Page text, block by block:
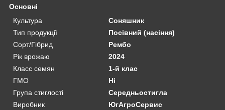
Основні
Культура
Соняшник
Тип продукції
Посівний (насіння)
Сорт/Гібрид
Рембо
Рік врожаю
2024
Класс семян
1-й клас
ГМО
Ні
Група стиглості
Середньостигла
Виробник
ЮгАгроСервис